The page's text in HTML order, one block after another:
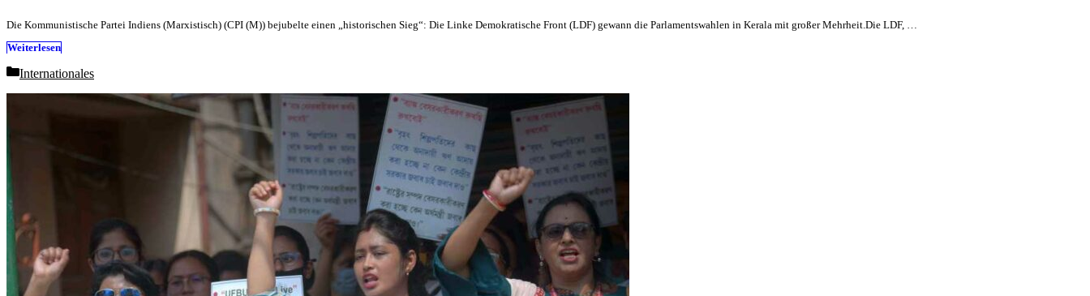
Die Kommunistische Partei Indiens (Marxistisch) (CPI (M)) bejubelte einen „historischen Sieg“: Die Linke Demokratische Front (LDF) gewann die Parlamentswahlen in Kerala mit großer Mehrheit.Die LDF, …
Weiterlesen
Categories
Internationales